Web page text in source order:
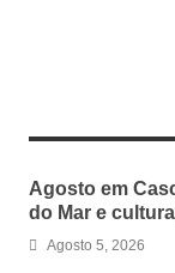
Agosto em
do Mar e
Agosto 5, 2026